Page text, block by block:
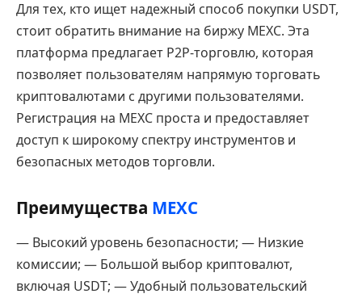
Для тех, кто ищет надежный способ покупки USDT,
стоит обратить внимание на биржу MEXC. Эта
платформа предлагает P2P-торговлю, которая
позволяет пользователям напрямую торговать
криптовалютами с другими пользователями.
Регистрация на MEXC проста и предоставляет
доступ к широкому спектру инструментов и
безопасных методов торговли.
Преимущества MEXC
— Высокий уровень безопасности; — Низкие
комиссии; — Большой выбор криптовалют,
включая USDT; — Удобный пользовательский